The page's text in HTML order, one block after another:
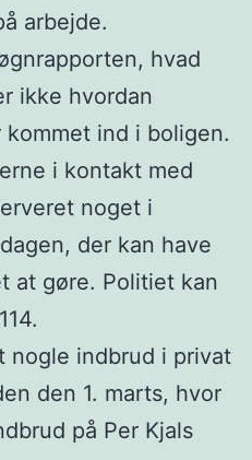
arbejde.
hvad
ikke hvordan
ind i boligen.
i kontakt med
noget i
der kan have
at gøre. Politiet kan
nogle indbrud i privat
den 1. marts, hvor
på Per Kjals